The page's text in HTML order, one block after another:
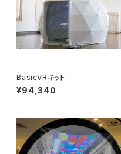
BasicVRキット
¥94,340